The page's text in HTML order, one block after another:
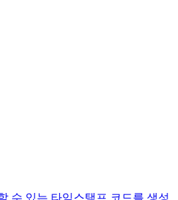
수 있는 타임스탬프 코드를 생성